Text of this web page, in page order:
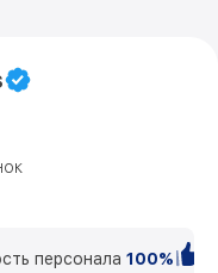
персонала 100%